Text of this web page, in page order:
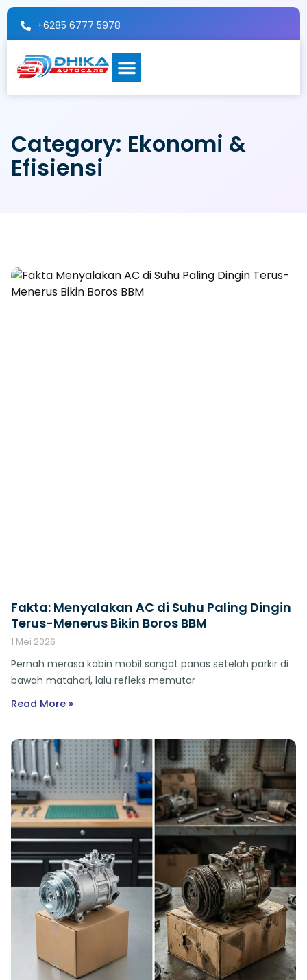
+6285 6777 5978
Category: Ekonomi &
Efisiensi
Fakta: Menyalakan AC di Suhu Paling Dingin
Terus-Menerus Bikin Boros BBM
1 Mei 2026
Pernah merasa kabin mobil sangat panas setelah parkir di
bawah matahari, lalu refleks memutar
Read More »